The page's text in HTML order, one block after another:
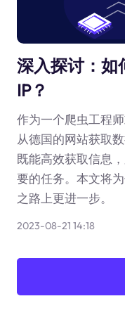
深入探讨：如
IP？
作为一个爬虫工程
从德国的网站获取
既能高效获取信息
要的任务。本文将
之路上更进一步。
2023-08-21 14:18